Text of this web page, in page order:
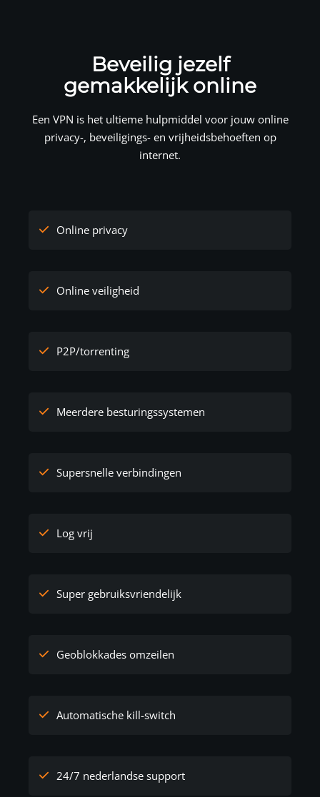
Beveilig jezelf
gemakkelijk online
Een VPN is het ultieme hulpmiddel voor jouw online
privacy-, beveiligings- en vrijheidsbehoeften op
internet.
Online privacy
Online veiligheid
P2P/torrenting
Meerdere besturingssystemen
Supersnelle verbindingen
Log vrij
Super gebruiksvriendelijk
Geoblokkades omzeilen
Automatische kill-switch
24/7 nederlandse support